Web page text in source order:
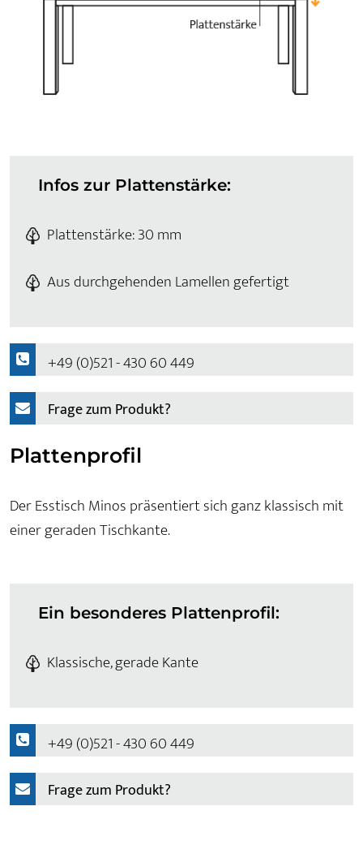
Infos zur Plattenstärke:
Plattenstärke: 30 mm
Aus durchgehenden Lamellen gefertigt
+49 (0)521 - 430 60 449
Frage zum Produkt?
Plattenprofil
Der Esstisch Minos präsentiert sich ganz klassisch mit
einer geraden Tischkante.
Ein besonderes Plattenprofil:
Klassische, gerade Kante
+49 (0)521 - 430 60 449
Frage zum Produkt?